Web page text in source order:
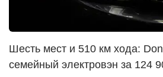
Шесть мест и 510 км хода:
семейный электровэн за 124